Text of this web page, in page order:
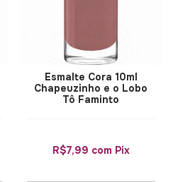
Esmalte Cora 10ml
Chapeuzinho e o Lobo
Tô Faminto
R$7,99 com Pix